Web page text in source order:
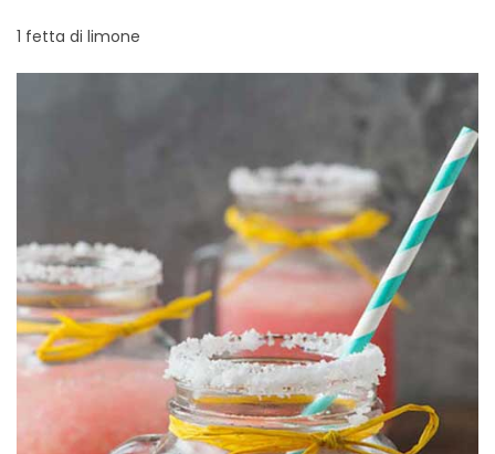
1 fetta di limone